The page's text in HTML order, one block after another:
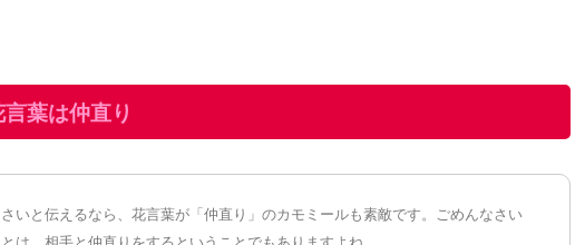
葉は仲直り
いと伝えるなら、花言葉が「仲直り」のカモミールも素敵です。ごめんなさい